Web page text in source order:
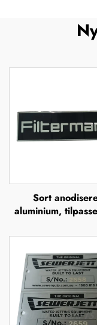
Sort
aluminium,
offsettryk,
metalbrandnavn,
metallogo-